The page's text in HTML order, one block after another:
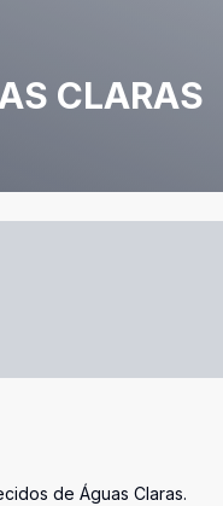
CLARAS
de Águas Claras.